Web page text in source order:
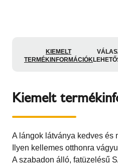
KIEMELT
TERMÉKINFORMÁCIÓK
Kiemelt
A lángok látványa kedves és
Ilyen kellemes otthonra
A szabadon álló, fatüzelésű